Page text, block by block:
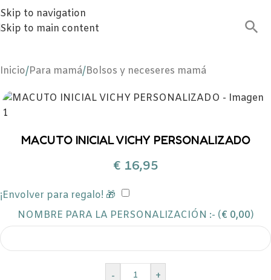
Skip to navigation
Skip to main content
Inicio/Para mamá/Bolsos y neceseres mamá
MACUTO INICIAL VICHY PERSONALIZADO
€16,95
¡Envolver para regalo! 🎁
NOMBRE PARA LA PERSONALIZACIÓN :- (€ 0,00)
- +